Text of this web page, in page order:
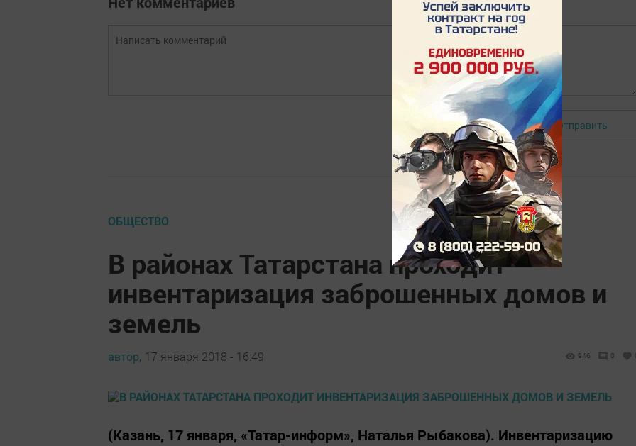
Авторизоваться Отправить
ОБЩЕСТВО
В районах Татарстана проходит
инвентаризация заброшенных домов и
земель
автор, 17 января 2018 - 16:49 946 0
(Казань, 17 января, «Татар-информ», Наталья Рыбакова). Инвентаризацию